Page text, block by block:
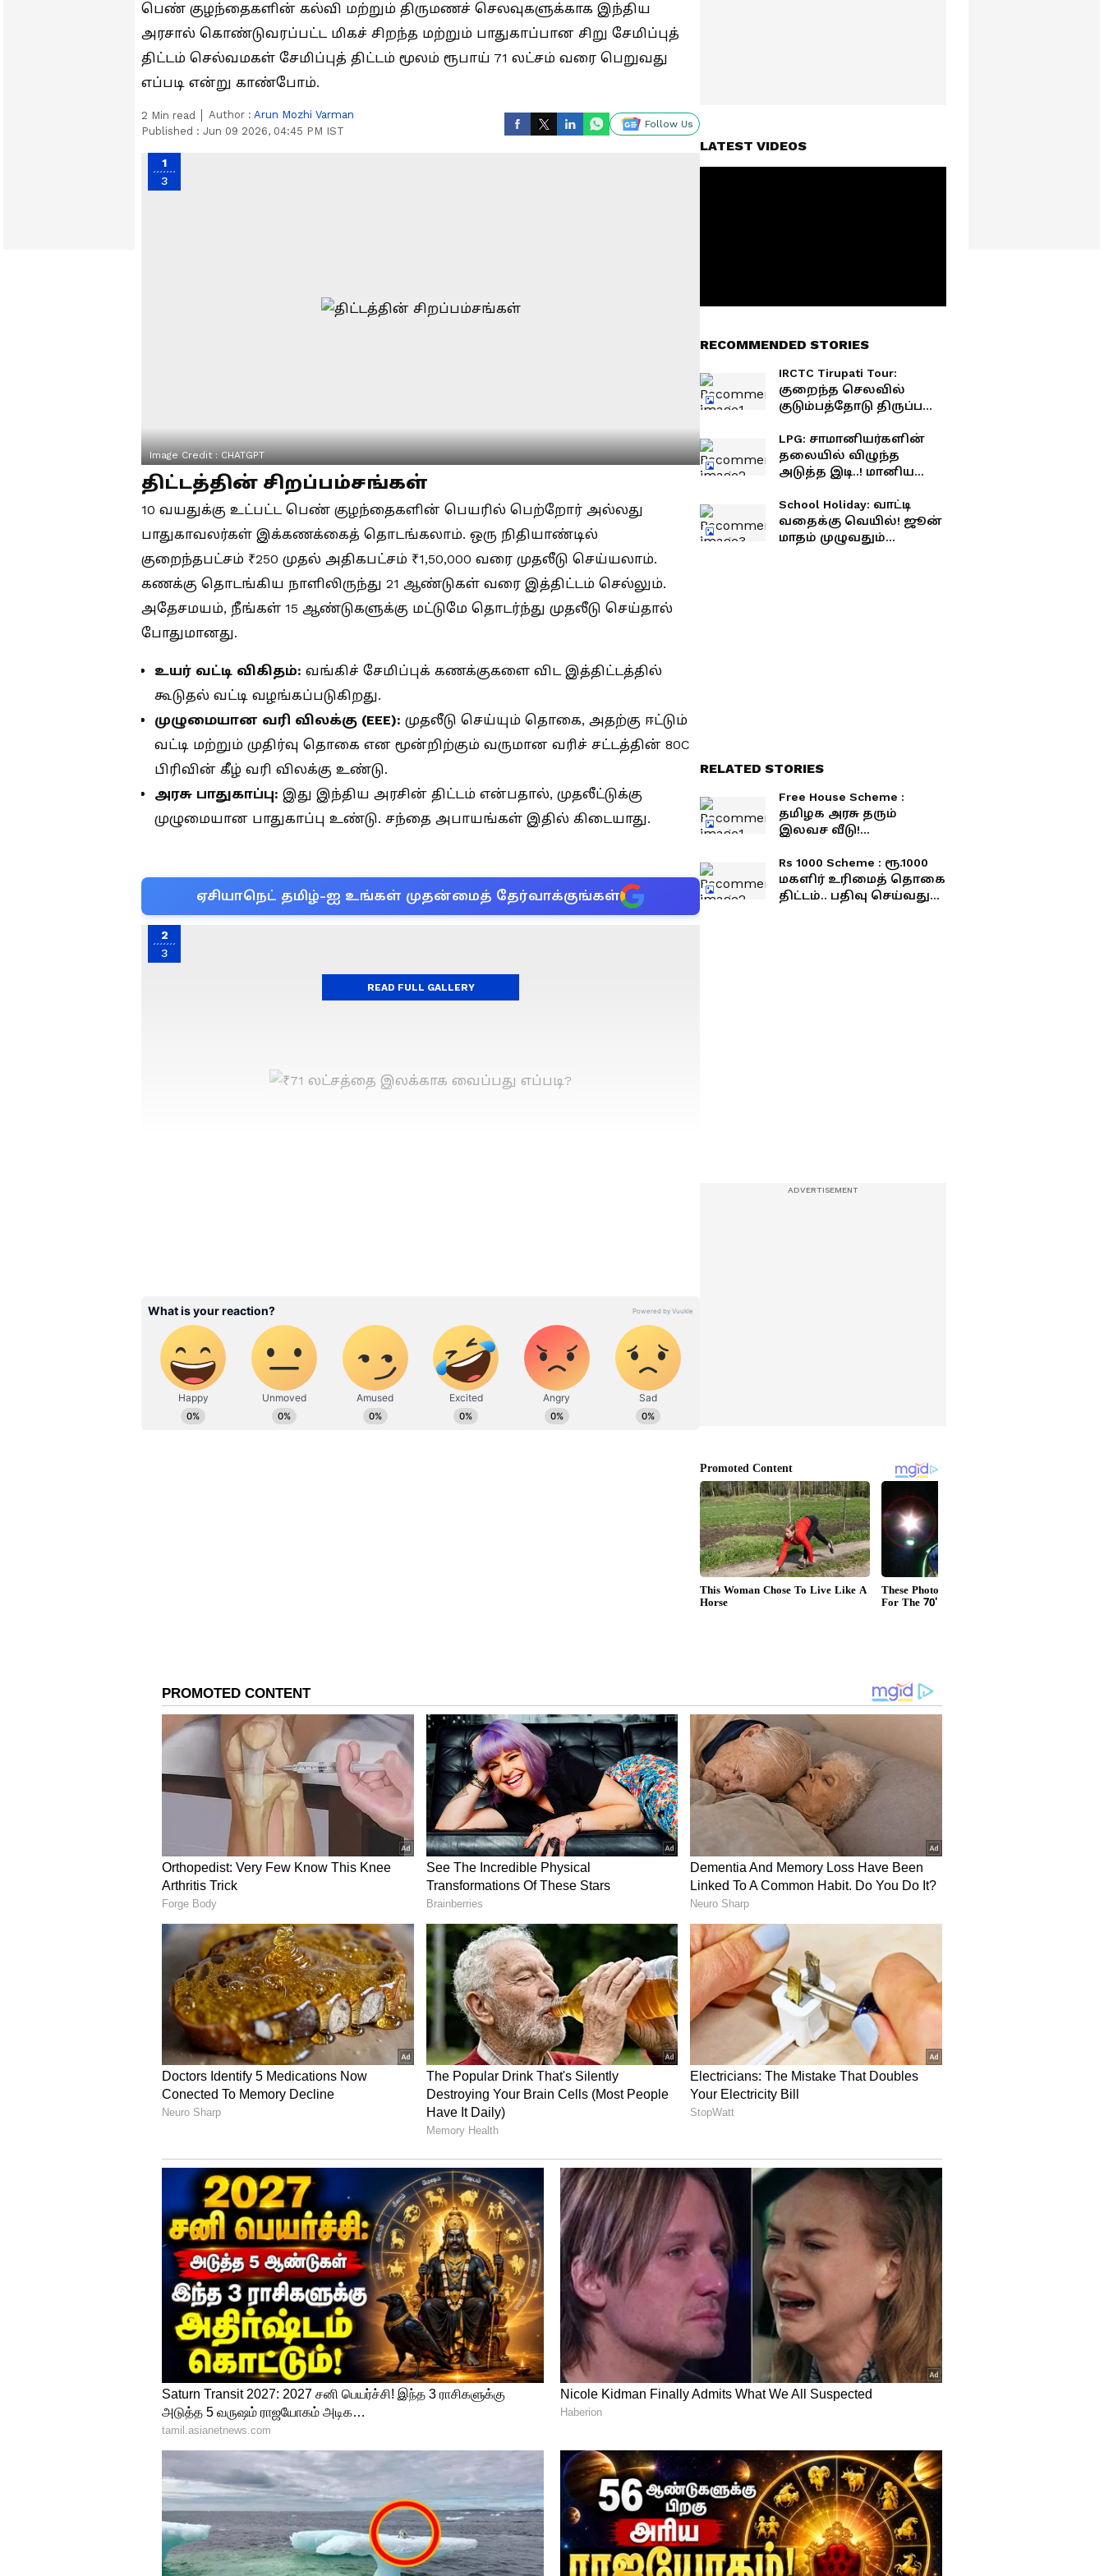
பெண் குழந்தைகளின் கல்வி மற்றும் திருமணச் செலவுகளுக்காக இந்திய
அரசால் கொண்டுவரப்பட்ட மிகச் சிறந்த மற்றும் பாதுகாப்பான சிறு சேமிப்புத்
திட்டம் செல்வமகள் சேமிப்புத் திட்டம் மூலம் ரூபாய் 71 லட்சம் வரை பெறுவது
எப்படி என்று காண்போம்.
2 Min read Author : Arun Mozhi Varman
Published : Jun 09 2026, 04:45 PM IST
Follow Us
1
3
Image Credit :CHATGPT
திட்டத்தின் சிறப்பம்சங்கள்
10 வயதுக்கு உட்பட்ட பெண் குழந்தைகளின் பெயரில் பெற்றோர் அல்லது
பாதுகாவலர்கள் இக்கணக்கைத் தொடங்கலாம். ஒரு நிதியாண்டில்
குறைந்தபட்சம் ₹250 முதல் அதிகபட்சம் ₹1,50,000 வரை முதலீடு செய்யலாம்.
கணக்கு தொடங்கிய நாளிலிருந்து 21 ஆண்டுகள் வரை இத்திட்டம் செல்லும்.
அதேசமயம், நீங்கள் 15 ஆண்டுகளுக்கு மட்டுமே தொடர்ந்து முதலீடு செய்தால்
போதுமானது.
உயர் வட்டி விகிதம்: வங்கிச் சேமிப்புக் கணக்குகளை விட இத்திட்டத்தில்
கூடுதல் வட்டி வழங்கப்படுகிறது.
முழுமையான வரி விலக்கு (EEE): முதலீடு செய்யும் தொகை, அதற்கு ஈட்டும்
வட்டி மற்றும் முதிர்வு தொகை என மூன்றிற்கும் வருமான வரிச் சட்டத்தின் 80C
பிரிவின் கீழ் வரி விலக்கு உண்டு.
அரசு பாதுகாப்பு: இது இந்திய அரசின் திட்டம் என்பதால், முதலீட்டுக்கு
முழுமையான பாதுகாப்பு உண்டு. சந்தை அபாயங்கள் இதில் கிடையாது.
ஏசியாநெட் தமிழ்-ஐ உங்கள் முதன்மைத் தேர்வாக்குங்கள்
2
3
திருமணத்திற்காக ₹50 லட்சத்திற்கும் மேலான பெரிய தொகையைச்
சேமிப்பதாகும். இத்திட்டத்தில் கூட்டு வட்டி (Compounding) முறை
செயல்படுவதால், நீண்ட கால முதலீடு பெரும் பலனைத் தருகிறது.
தற்போதைய 8.2% வட்டி விகிதத்தின் அடிப்படையில், உங்கள் இலக்கை அடைய
பின்வரும் முதலீட்டு முறையைப் பின்பற்றலாம்:
நீடிக்கிறது. அந்த இறுதி 6 ஆண்டுகள் எந்தப் புதிய முதலீடும் இன்றி, உங்கள்
கணக்கில் உள்ள தொகையின் மீது வட்டி தொடர்ந்து சேர்ந்து கொண்டே
இருக்கும். இதுவே உங்கள் சேமிப்பை ₹50 லட்சம் என்ற இலக்கை அடையச்
இதையும் படிங்க : Free House Scheme : தமிழக அரசு தரும் இலவச வீடு!
யாருக்கெல்லாம் கிடைக்கும்? எப்படி விண்ணப்பிப்பது?
Related Articles
Free House Scheme : தமிழக
அரசு தரும் இலவச வீடு!
யாருக்கெல்லாம்
கிடைக்கும்? எப்படி
விண்ணப்பிப்பது?
Rs 1000 Scheme : ரூ.1000
மகளிர் உரிமைத் தொகை
திட்டம்.. பதிவு செய்வது
எப்படி? முழு விபரம்
உள்ளே
Image Credit :GEMINI AI
கவனத்தில் கொள்ள வேண்டிய முக்கிய விவரங்கள்
பணம் எடுத்தல்:பெண் குழந்தைக்கு 18 வயது பூர்த்தியான பிறகு, அவரது
உயர்கல்வித் தேவைக்காக கணக்கில் உள்ள இருப்பில் இருந்து 50 சதவீதம் வரை
பணத்தை எடுக்க முடியும்.
தவணைத் தவறுதல்:ஏதேனும் ஒரு ஆண்டில் குறைந்தபட்சத் தொகையைச்
READ FULL GALLERY
LATEST VIDEOS
RECOMMENDED STORIES
IRCTC Tirupati Tour:
குறைந்த செலவில்
குடும்பத்தோடு திருப்பதி
பேக்கேஜை மிஸ்
பண்ணாதீங்க!
LPG: சாமானியர்களின்
தலையில் விழுந்த
அடுத்த இடி..! மானிய
எண்ணிக்கை
தடாலடியாக குறைப்பு
School Holiday: வாட்டி
வதைக்கு வெயில்! ஜூன்
மாதம் முழுவதும்
RELATED STORIES
Free House Scheme :
தமிழக அரசு தரும்
இலவச வீடு!
கிடைக்கும்? எப்படி
விண்ணப்பிப்பது?
Rs 1000 Scheme : ரூ.1000
மகளிர் உரிமைத் தொகை
திட்டம்.. பதிவு செய்வது